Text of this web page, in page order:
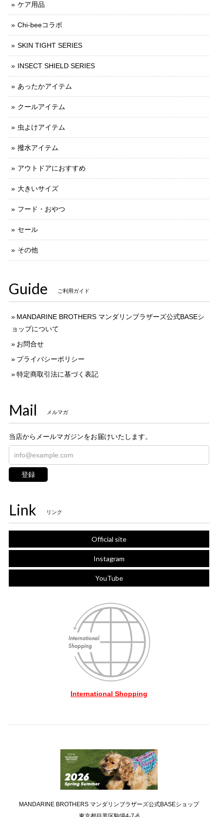
ケア用品
Chi-beeコラボ
SKIN TIGHT SERIES
INSECT SHIELD SERIES
あったかアイテム
クールアイテム
虫よけアイテム
撥水アイテム
アウトドアにおすすめ
大きいサイズ
フード・おやつ
セール
その他
Guide ご利用ガイド
MANDARINE BROTHERS マンダリンブラザーズ公式BASEシ
ョップについて
お問合せ
プライバシーポリシー
特定商取引法に基づく表記
Mail メルマガ
当店からメールマガジンをお届けいたします。
登録
Link リンク
Official site
Instagram
YouTube
International Shopping
MANDARINE BROTHERS マンダリンブラザーズ公式BASEショップ